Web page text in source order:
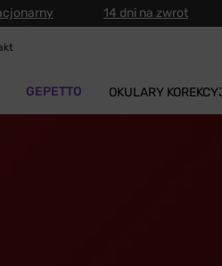
14 dni na zwrot
GEPETTO OKULARY